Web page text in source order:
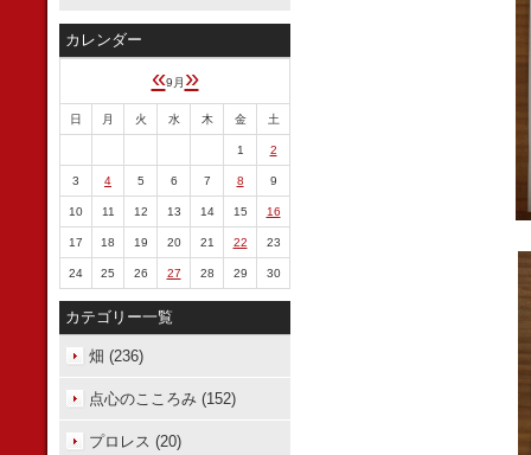
カレンダー
«9月 »
日 月 火 水 木 金 土
1 2
3 4 5 6 7 8 9
10 11 12 13 14 15 16
17 18 19 20 21 22 23
24 25 26 27 28 29 30
カテゴリー一覧
畑 (236)
点心のこころみ (152)
プロレス (20)